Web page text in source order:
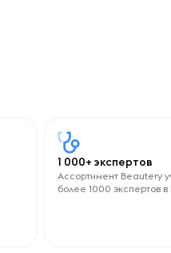
1 000+ экспертов
Ассортимент Beautery
более 1000 экспертов